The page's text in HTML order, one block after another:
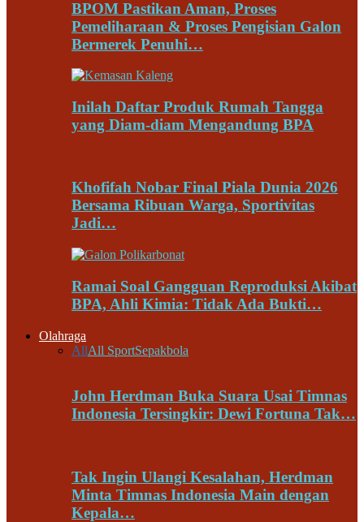
BPOM Pastikan Aman, Proses
Pemeliharaan & Proses Pengisian Galon
Bermerek Penuhi…
Inilah Daftar Produk Rumah Tangga
yang Diam-diam Mengandung BPA
Khofifah Nobar Final Piala Dunia 2026
Bersama Ribuan Warga, Sportivitas
Jadi…
Ramai Soal Gangguan Reproduksi Akibat
BPA, Ahli Kimia: Tidak Ada Bukti…
Olahraga
AllAll SportSepakbola
John Herdman Buka Suara Usai Timnas
Indonesia Tersingkir: Dewi Fortuna Tak…
Tak Ingin Ulangi Kesalahan, Herdman
Minta Timnas Indonesia Main dengan
Kepala…